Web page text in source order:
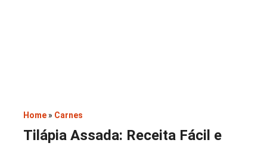
Home » Carnes
Tilápia Assada: Receita Fácil e